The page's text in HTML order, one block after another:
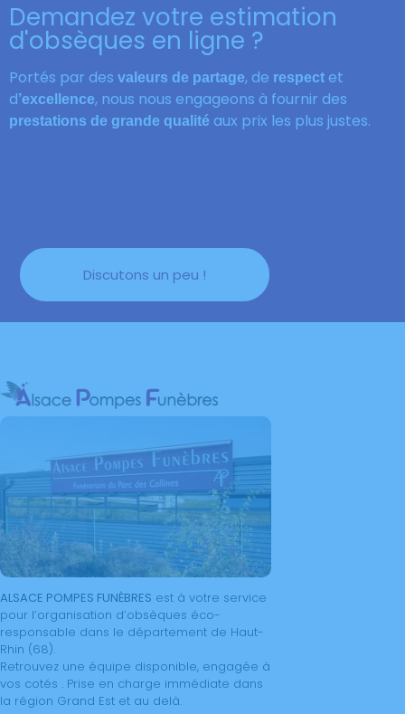
Demandez votre estimation
d'obsèques en ligne ?
Portés par des valeurs de partage, de respect et
d’excellence, nous nous engageons à fournir des
prestations de grande qualité aux prix les plus justes.
Discutons un peu !
ALSACE POMPES FUNÈBRES est à votre service
pour l’organisation d’obsèques éco-
responsable dans le département de Haut-
Rhin (68).
Retrouvez une équipe disponible, engagée à
vos cotés . Prise en charge immédiate dans
la région Grand Est et au delà.